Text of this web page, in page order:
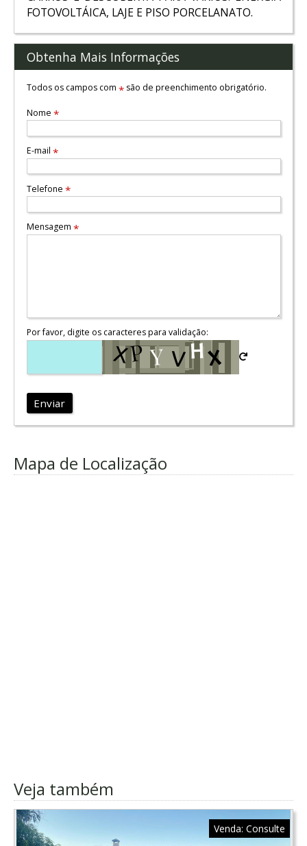
FOTOVOLTÁICA, LAJE E PISO PORCELANATO.
Obtenha Mais Informações
Todos os campos com *são de preenchimento obrigatório.
Nome *
E-mail *
Telefone *
Mensagem *
Por favor, digite os caracteres para validação:
Enviar
Mapa de Localização
Veja também
Venda: Consulte